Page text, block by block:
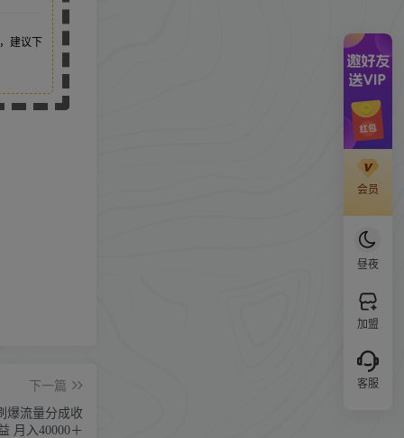
会员
昼夜
加盟
客服
建议下
下一篇
爆流量分成收
月入40000＋